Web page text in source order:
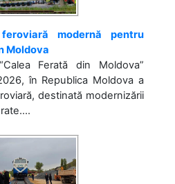
modernă pentru
Moldova
Ferată din Moldova”
în Republica Moldova a
destinată modernizării